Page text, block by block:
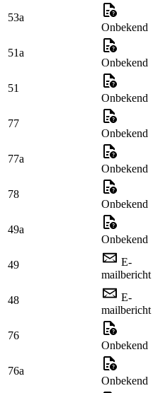
53a
Onbekend
51a
Onbekend
51
Onbekend
77
Onbekend
77a
Onbekend
78
Onbekend
49a
Onbekend
49
E-
mailbericht
48
E-
mailbericht
76
Onbekend
76a
Onbekend